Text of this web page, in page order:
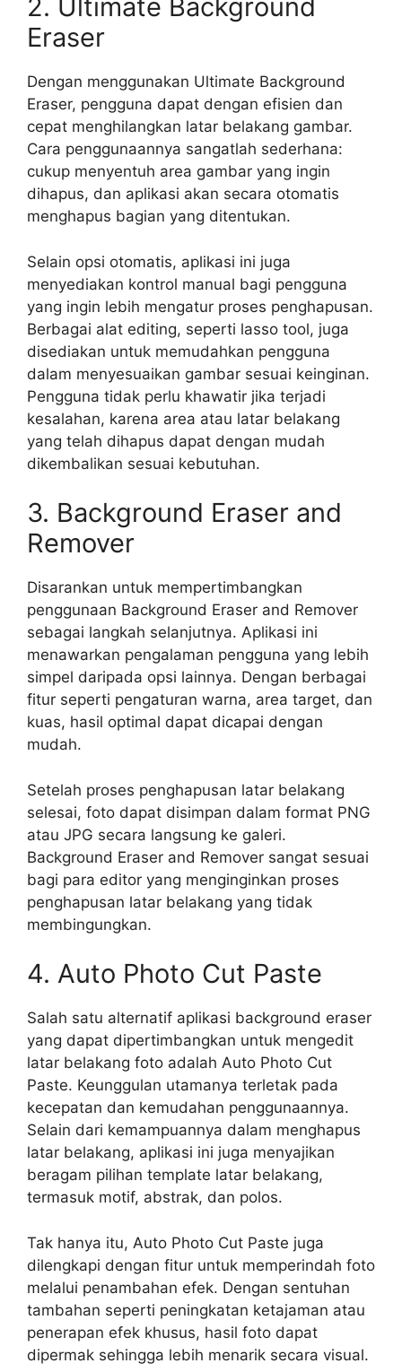
2. Ultimate Background
Eraser
Dengan menggunakan Ultimate Background
Eraser, pengguna dapat dengan efisien dan
cepat menghilangkan latar belakang gambar.
Cara penggunaannya sangatlah sederhana:
cukup menyentuh area gambar yang ingin
dihapus, dan aplikasi akan secara otomatis
menghapus bagian yang ditentukan.
Selain opsi otomatis, aplikasi ini juga
menyediakan kontrol manual bagi pengguna
yang ingin lebih mengatur proses penghapusan.
Berbagai alat editing, seperti lasso tool, juga
disediakan untuk memudahkan pengguna
dalam menyesuaikan gambar sesuai keinginan.
Pengguna tidak perlu khawatir jika terjadi
kesalahan, karena area atau latar belakang
yang telah dihapus dapat dengan mudah
dikembalikan sesuai kebutuhan.
3. Background Eraser and
Remover
Disarankan untuk mempertimbangkan
penggunaan Background Eraser and Remover
sebagai langkah selanjutnya. Aplikasi ini
menawarkan pengalaman pengguna yang lebih
simpel daripada opsi lainnya. Dengan berbagai
fitur seperti pengaturan warna, area target, dan
kuas, hasil optimal dapat dicapai dengan
mudah.
Setelah proses penghapusan latar belakang
selesai, foto dapat disimpan dalam format PNG
atau JPG secara langsung ke galeri.
Background Eraser and Remover sangat sesuai
bagi para editor yang menginginkan proses
penghapusan latar belakang yang tidak
membingungkan.
4. Auto Photo Cut Paste
Salah satu alternatif aplikasi background eraser
yang dapat dipertimbangkan untuk mengedit
latar belakang foto adalah Auto Photo Cut
Paste. Keunggulan utamanya terletak pada
kecepatan dan kemudahan penggunaannya.
Selain dari kemampuannya dalam menghapus
latar belakang, aplikasi ini juga menyajikan
beragam pilihan template latar belakang,
termasuk motif, abstrak, dan polos.
Tak hanya itu, Auto Photo Cut Paste juga
dilengkapi dengan fitur untuk memperindah foto
melalui penambahan efek. Dengan sentuhan
tambahan seperti peningkatan ketajaman atau
penerapan efek khusus, hasil foto dapat
dipermak sehingga lebih menarik secara visual.